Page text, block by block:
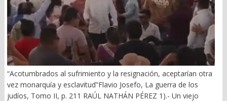
“Acotumbrados al sufrimiento y la resignación, aceptarían otra
vez monarquía y esclavitud”Flavio Josefo, La guerra de los
judíos, Tomo II, p. 211 RAÚL NATHÁN PÉREZ 1).- Un viejo